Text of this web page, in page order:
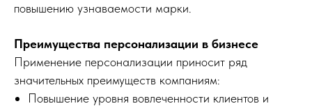
повышению узнаваемости марки.
Преимущества персонализации в бизнесе
Применение персонализации приносит ряд
значительных преимуществ компаниям:
Повышение уровня вовлеченности клиентов и